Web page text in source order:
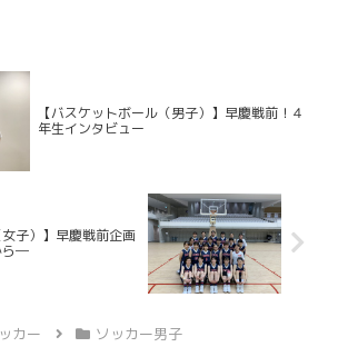
【バスケットボール（男子）】早慶戦前！４
年生インタビュー
女子）】早慶戦前企画
ら―
カー ソッカー男子